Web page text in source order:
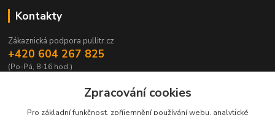
Kontakty
Zákaznická podpora pullitr.cz
+420 604 267 825
(Po-Pá, 8-16 hod.)
Zpracování cookies
Pro základní funkčnost, zpříjemnění používání webu, analytické